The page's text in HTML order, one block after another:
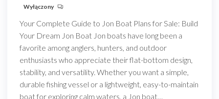
Wyłączony
Your Complete Guide to Jon Boat Plans for Sale: Build
Your Dream Jon Boat Jon boats have long been a
favorite among anglers, hunters, and outdoor
enthusiasts who appreciate their flat-bottom design,
stability, and versatility. Whether you want a simple,
durable fishing vessel or a lightweight, easy-to-maintain
boat for exploring calm waters, a Jon boat…